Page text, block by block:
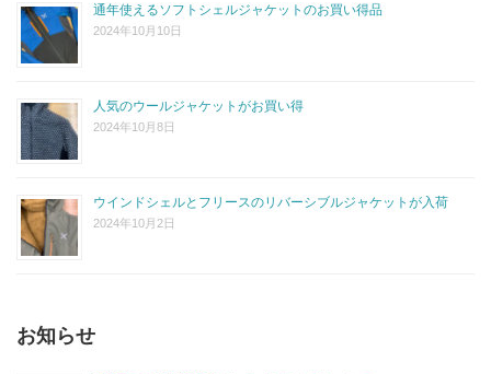
通年使えるソフトシェルジャケットのお買い得品
2024年10月10日
人気のウールジャケットがお買い得
2024年10月8日
ウインドシェルとフリースのリバーシブルジャケットが入荷
2024年10月2日
お知らせ